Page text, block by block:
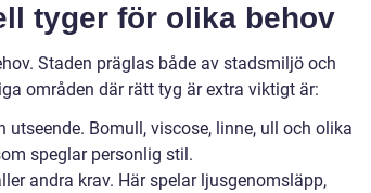
tyger för olika behov
Staden präglas både av stadsmiljö och
områden där rätt tyg är extra viktigt är:
Bomull, viscose, linne, ull och olika
speglar personlig stil.
andra krav. Här spelar ljusgenomsläpp,